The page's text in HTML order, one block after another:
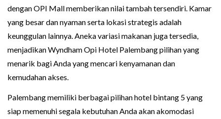
dengan OPI Mall memberikan nilai tambah tersendiri. Kamar
yang besar dan nyaman serta lokasi strategis adalah
keunggulan lainnya. Aneka variasi makanan juga tersedia,
menjadikan Wyndham Opi Hotel Palembang pilihan yang
menarik bagi Anda yang mencari kenyamanan dan
kemudahan akses.
Palembang memiliki berbagai pilihan hotel bintang 5 yang
siap memenuhi segala kebutuhan Anda akan akomodasi